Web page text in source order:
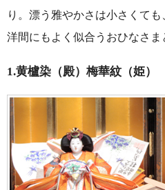
り。漂う雅やかさは小さくても
洋間にもよく似合うおひなさま
1.黄櫨染（殿）梅華紋（姫）